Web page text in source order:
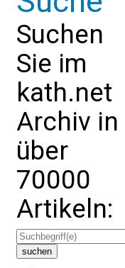
Suchen
Sie im
kath.net
Archiv in
über
70000
Artikeln: